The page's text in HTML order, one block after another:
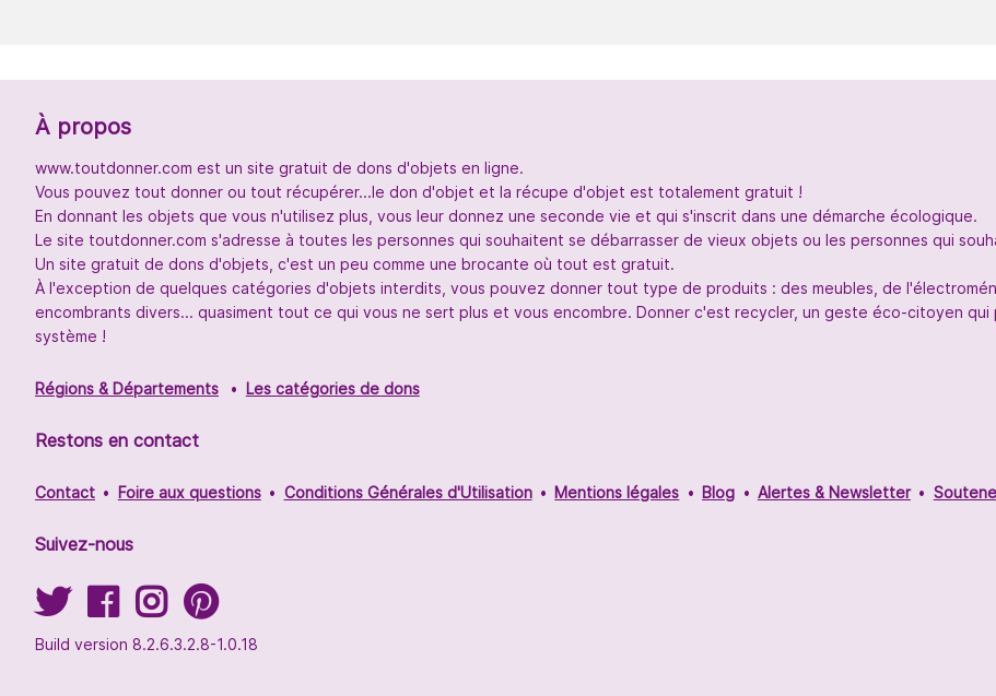
À propos
www.toutdonner.com est un site gratuit de dons d'objets en ligne.
Vous pouvez tout donner ou tout récupérer...le don d'objet et la récupe d'objet est totalement gratuit !
En donnant les objets que vous n'utilisez plus, vous leur donnez une seconde vie et qui s'inscrit dans une démarche écologique.
Le site toutdonner.com s'adresse à toutes les personnes qui souhaitent se débarrasser de vieux objets ou les personnes qui
Un site gratuit de dons d'objets, c'est un peu comme une brocante où tout est gratuit.
À l'exception de quelques catégories d'objets interdits, vous pouvez donner tout type de produits : des meubles, de
encombrants divers... quasiment tout ce qui vous ne sert plus et vous encombre. Donner c'est recycler, un geste éco-citoyen
système !
Régions & Départements Les catégories de dons
Restons en contact
Contact Foire aux questions Conditions Générales d'Utilisation Mentions légales Blog Alertes & Newsletter
Suivez-nous
Build version 8.2.6.3.2.8-1.0.18